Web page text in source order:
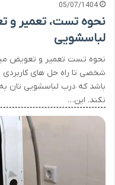
05/07/1404
نحوه تست، تعمیر و
لباسشویی
نحوه تست تعمیر و تعویض
شخصی تا راه حل های
باشد که درب لباسشویی تان
نکند. این…